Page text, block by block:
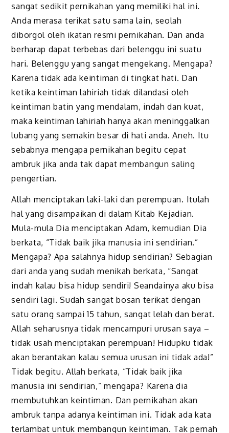
sangat sedikit pernikahan yang memiliki hal ini.
Anda merasa terikat satu sama lain, seolah
diborgol oleh ikatan resmi pernikahan. Dan anda
berharap dapat terbebas dari belenggu ini suatu
hari. Belenggu yang sangat mengekang. Mengapa?
Karena tidak ada keintiman di tingkat hati. Dan
ketika keintiman lahiriah tidak dilandasi oleh
keintiman batin yang mendalam, indah dan kuat,
maka keintiman lahiriah hanya akan meninggalkan
lubang yang semakin besar di hati anda. Aneh. Itu
sebabnya mengapa pernikahan begitu cepat
ambruk jika anda tak dapat membangun saling
pengertian.
Allah menciptakan laki-laki dan perempuan. Itulah
hal yang disampaikan di dalam Kitab Kejadian.
Mula-mula Dia menciptakan Adam, kemudian Dia
berkata, “Tidak baik jika manusia ini sendirian.”
Mengapa? Apa salahnya hidup sendirian? Sebagian
dari anda yang sudah menikah berkata, “Sangat
indah kalau bisa hidup sendiri! Seandainya aku bisa
sendiri lagi. Sudah sangat bosan terikat dengan
satu orang sampai 15 tahun, sangat lelah dan berat.
Allah seharusnya tidak mencampuri urusan saya –
tidak usah menciptakan perempuan! Hidupku tidak
akan berantakan kalau semua urusan ini tidak ada!”
Tidak begitu. Allah berkata, “Tidak baik jika
manusia ini sendirian,” mengapa? Karena dia
membutuhkan keintiman. Dan pernikahan akan
ambruk tanpa adanya keintiman ini. Tidak ada kata
terlambat untuk membangun keintiman. Tak pernah